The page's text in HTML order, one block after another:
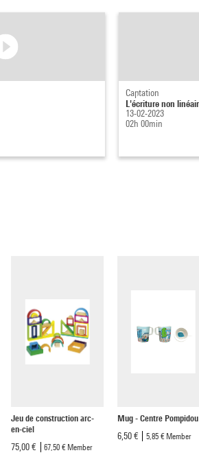
Captation
L'écriture non
13-02-2023
02h 00min
Jeu de construction arc-
en-ciel
75,00 €
67,50 € Member
Mug - Centre Pompidou
6,50 €
5,85 € Member